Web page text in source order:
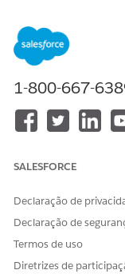
migração para UEL
em que as linhas de
licença.
Perguntas
incluindo
inativos,
migração.
Antes de começar
Antes de iniciar
atenda aos pré-
integridade dos
Pós-migração: O
1-800-667-
SALESFORCE
Declaração de
Declaração de
Termos de uso
Diretrizes de